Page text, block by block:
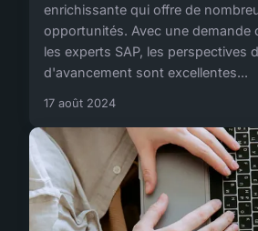
enrichissante qui offre de
opportunités. Avec une demande
les experts SAP, les perspectives
d'avancement sont excellentes...
17 août 2024